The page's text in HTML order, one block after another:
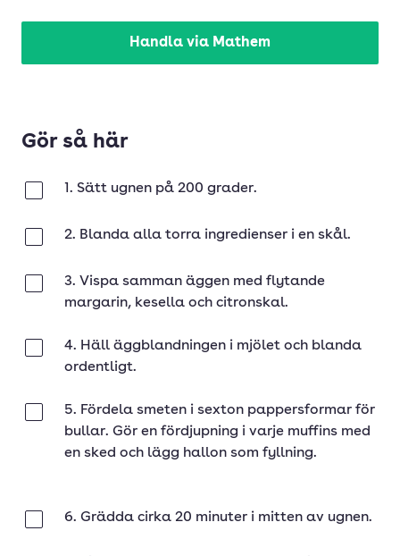
Handla via Mathem
Gör så här
1. Sätt ugnen på 200 grader.
2. Blanda alla torra ingredienser i en skål.
3. Vispa samman äggen med flytande
margarin, kesella och citronskal.
4. Häll äggblandningen i mjölet och blanda
ordentligt.
5. Fördela smeten i sexton pappersformar för
bullar. Gör en fördjupning i varje muffins med
en sked och lägg hallon som fyllning.
6. Grädda cirka 20 minuter i mitten av ugnen.